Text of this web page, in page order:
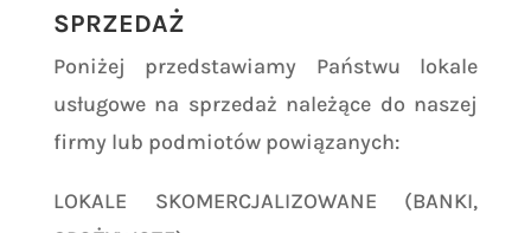
SPRZEDAŻ
Poniżej przedstawiamy Państwu lokale
usługowe na sprzedaż należące do naszej
firmy lub podmiotów powiązanych:
LOKALE SKOMERCJALIZOWANE (BANKI,